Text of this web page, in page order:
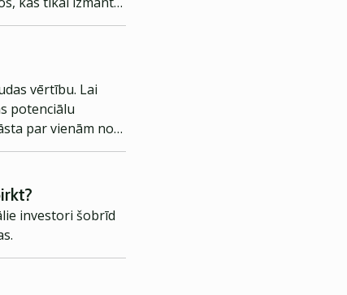
vērtību. Lai
potenciālu
par vienām no
investori šobrīd